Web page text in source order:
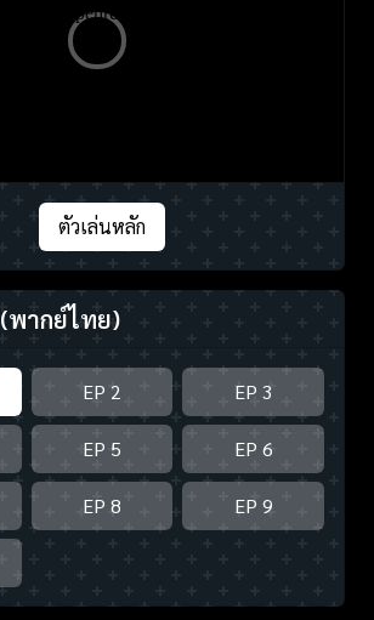
ตัวเล่นหลัก
(พากย์ไทย)
EP 2 EP 3
EP 5 EP 6
EP 8 EP 9